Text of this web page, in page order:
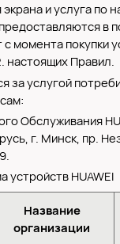
экрана и услуга по
в
момента покупки
настоящих Правил.
за услугой
Обслуживания
г. Минск, пр.
устройств HUAWEI
Название
организации